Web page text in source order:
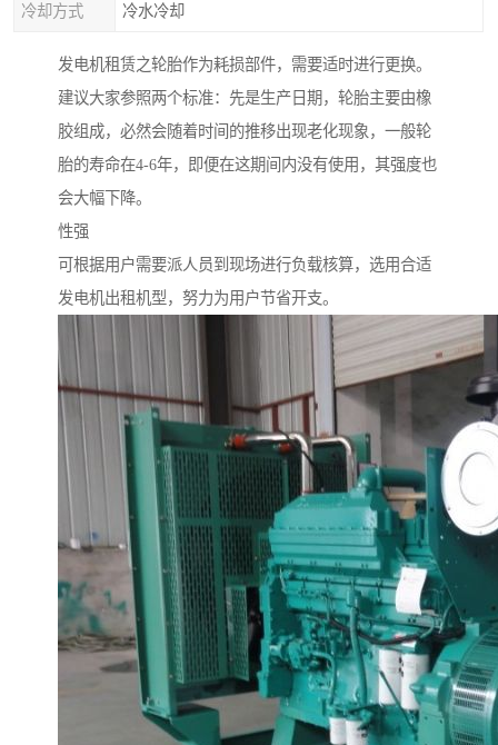
冷却方式 冷水冷却
发电机租赁之轮胎作为耗损部件，需要适时进行更换。
建议大家参照两个标准：先是生产日期，轮胎主要由橡
胶组成，必然会随着时间的推移出现老化现象，一般轮
胎的寿命在4-6年，即便在这期间内没有使用，其强度也
会大幅下降。
性强
可根据用户需要派人员到现场进行负载核算，选用合适
发电机出租机型，努力为用户节省开支。